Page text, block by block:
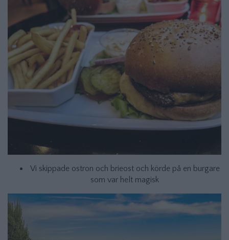
Vi skippade ostron och brieost och körde på en burgare
som var helt magisk